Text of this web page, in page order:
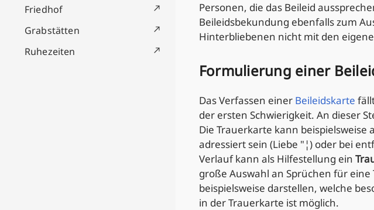
Friedhof
Grabstätten
Ruhezeiten
Personen, die das Beileid
Beileidsbekundung ebenfalls zum
Hinterbliebenen nicht mit den
Formulierung einer
Das Verfassen einer Beileidskarte
der ersten Schwierigkeit. An dieser
Die Trauerkarte kann
adressiert sein (Liebe "¦) oder bei
Verlauf kann als Hilfestellung ein
große Auswahl an Sprüchen für
beispielsweise darstellen, welche
in der Trauerkarte ist möglich.